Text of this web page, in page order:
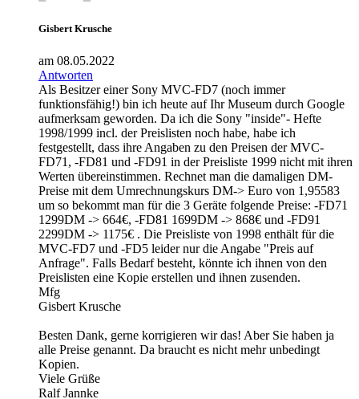
Gisbert Krusche
am 08.05.2022
Antworten
Als Besitzer einer Sony MVC-FD7 (noch immer
funktionsfähig!) bin ich heute auf Ihr Museum durch Google
aufmerksam geworden. Da ich die Sony "inside"- Hefte
1998/1999 incl. der Preislisten noch habe, habe ich
festgestellt, dass ihre Angaben zu den Preisen der MVC-
FD71, -FD81 und -FD91 in der Preisliste 1999 nicht mit ihren
Werten übereinstimmen. Rechnet man die damaligen DM-
Preise mit dem Umrechnungskurs DM-> Euro von 1,95583
um so bekommt man für die 3 Geräte folgende Preise: -FD71
1299DM -> 664€, -FD81 1699DM -> 868€ und -FD91
2299DM -> 1175€ . Die Preisliste von 1998 enthält für die
MVC-FD7 und -FD5 leider nur die Angabe "Preis auf
Anfrage". Falls Bedarf besteht, könnte ich ihnen von den
Preislisten eine Kopie erstellen und ihnen zusenden.
Mfg
Gisbert Krusche
Besten Dank, gerne korrigieren wir das! Aber Sie haben ja
alle Preise genannt. Da braucht es nicht mehr unbedingt
Kopien.
Viele Grüße
Ralf Jannke